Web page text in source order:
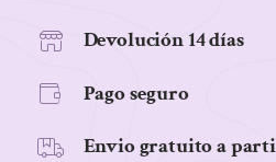
1L
Devolución 14 días
Pago seguro
Envio gratuito a